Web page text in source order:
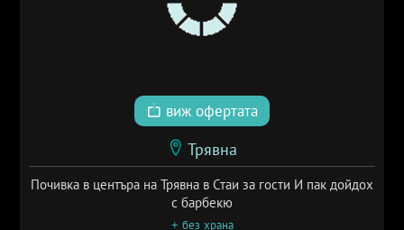
виж офертата
Трявна
Почивка в центъра на Трявна в Стаи за гости И пак дойдох
с барбекю
+ без храна